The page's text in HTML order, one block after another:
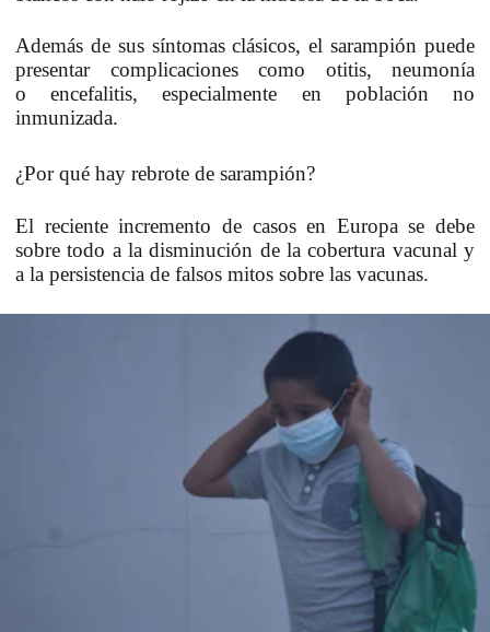
Además de sus síntomas clásicos, el sarampión puede
presentar complicaciones como otitis, neumonía
oencefalitis, especialmente en población no
inmunizada.
¿Por qué hay rebrote de sarampión?
El reciente incremento de casos en Europa se debe
sobre todo a ladisminución de la cobertura vacunaly
a la persistencia de falsos mitos sobre las vacunas.